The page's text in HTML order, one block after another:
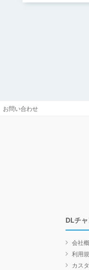
お問い合わせ
DLチ
会社
利用
カス